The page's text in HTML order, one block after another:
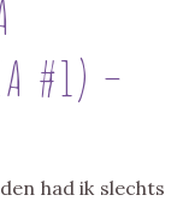
#1) –
had ik slechts